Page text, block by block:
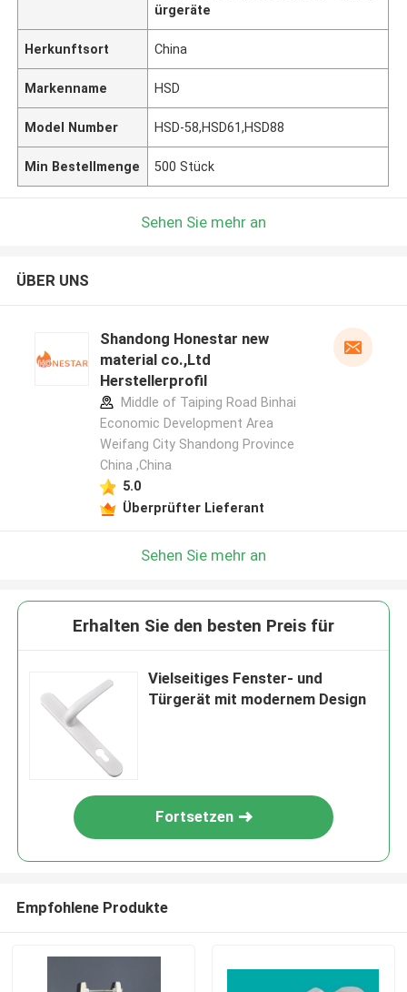
ürgeräte
Herkunftsort China
Markenname HSD
Model Number HSD-58,HSD61,HSD88
Min Bestellmenge 500 Stück
Sehen Sie mehr an
ÜBER UNS
Shandong Honestar new
material co.,Ltd
Herstellerprofil
Middle of Taiping Road Binhai
Economic Development Area
Weifang City Shandong Province
China ,China
5.0
Überprüfter Lieferant
Sehen Sie mehr an
Erhalten Sie den besten Preis für
Vielseitiges Fenster- und
Türgerät mit modernem Design
Fortsetzen
Empfohlene Produkte